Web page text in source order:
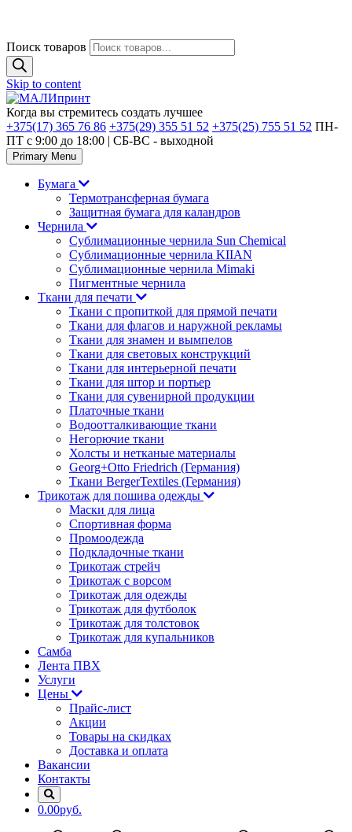
Поиск товаров
Skip to content
Когда вы стремитесь создать лучшее
+375(17) 365 76 86 +375(29) 355 51 52 +375(25) 755 51 52 ПН-
ПТ с 9:00 до 18:00 | CБ-ВС - выходной
Primary Menu
Бумага
Термотрансферная бумага
Защитная бумага для каландров
Чернила
Сублимационные чернила Sun Chemical
Сублимационные чернила KIIAN
Сублимационные чернила Mimaki
Пигментные чернила
Ткани для печати
Ткани с пропиткой для прямой печати
Ткани для флагов и наружной рекламы
Ткани для знамен и вымпелов
Ткани для световых конструкций
Ткани для интерьерной печати
Ткани для штор и портьер
Ткани для сувенирной продукции
Платочные ткани
Водоотталкивающие ткани
Негорючие ткани
Холсты и нетканые материалы
Georg+Otto Friedrich (Германия)
Ткани BergerTextiles (Германия)
Трикотаж для пошива одежды
Маски для лица
Спортивная форма
Промоодежда
Подкладочные ткани
Трикотаж стрейч
Трикотаж с ворсом
Трикотаж для одежды
Трикотаж для футболок
Трикотаж для толстовок
Трикотаж для купальников
Самба
Лента ПВХ
Услуги
Цены
Прайс-лист
Акции
Товары на скидках
Доставка и оплата
Вакансии
Контакты
0.00руб.